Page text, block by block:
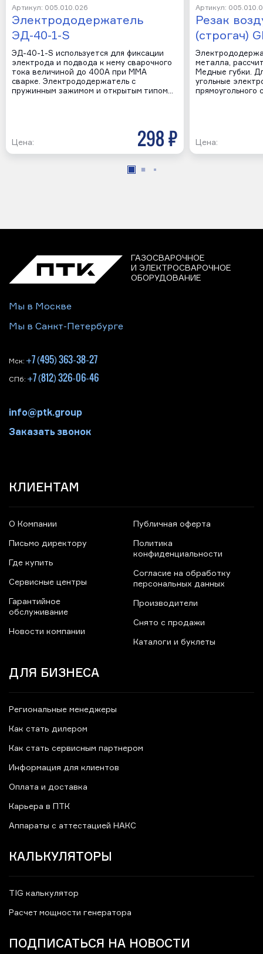
Артикул: 005.010.026
Электрододержатель
ЭД-40-1-S
ЭД-40-1-S используется для фиксации
электрода и подвода к нему сварочного
тока величиной до 400А при ММА
сварке. Электрододержатель с
пружинным зажимом и открытым типом…
Цена: 298 р
Артикул:
Резак
(строгач)
металла,
Медные губки.
угольные
прямоугольного
Цена:
ГАЗОСВАРОЧНОЕ
И ЭЛЕКТРОСВАРОЧНОЕ
ОБОРУДОВАНИЕ
Мы в Москве
Мы в Санкт-Петербурге
Мск: +7 (495) 363-38-27
СПб: +7 (812) 326-06-46
info@ptk.group
Заказать звонок
КЛИЕНТАМ
О Компании
Письмо директору
Где купить
Сервисные центры
Гарантийное
обслуживание
Новости компании
Публичная оферта
Политика
конфиденциальности
Согласие на обработку
персональных данных
Производители
Снято с продажи
Каталоги и буклеты
ДЛЯ БИЗНЕСА
Региональные менеджеры
Как стать дилером
Как стать сервисным партнером
Информация для клиентов
Оплата и доставка
Карьера в ПТК
Аппараты с аттестацией НАКС
КАЛЬКУЛЯТОРЫ
TIG калькулятор
Расчет мощности генератора
ПОДПИСАТЬСЯ НА НОВОСТИ